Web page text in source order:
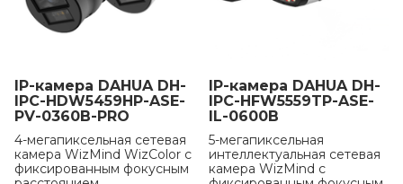
IP-камера DAHUA DH-
IPC-HDW5459HP-ASE-
PV-0360B-PRO
4-мегапиксельная сетевая
камера WizMind WizColor с
фиксированным фокусным
IP-камера DAHUA DH-
IPC-HFW5559TP-ASE-
IL-0600B
5-мегапиксельная
интеллектуальная сетевая
камера WizMind с